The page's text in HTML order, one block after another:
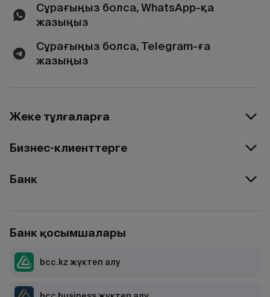
Сұрағыңыз болса, WhatsApp-қа
жазыңыз
Сұрағыңыз болса, Telegram-ға
жазыңыз
Жеке тұлғаларға
Бизнес-клиенттерге
Банк
Банк қосымшалары
bcc.kz жүктеп алу